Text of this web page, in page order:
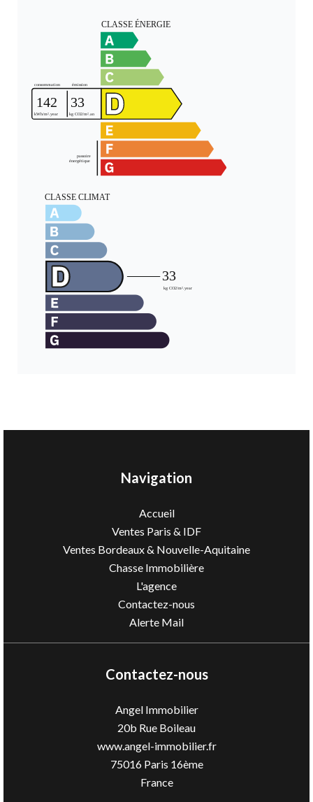
Navigation
Accueil
Ventes Paris & IDF
Ventes Bordeaux & Nouvelle-Aquitaine
Chasse Immobilière
L'agence
Contactez-nous
Alerte Mail
Contactez-nous
Angel Immobilier
20b Rue Boileau
www.angel-immobilier.fr
75016Paris 16ème
France